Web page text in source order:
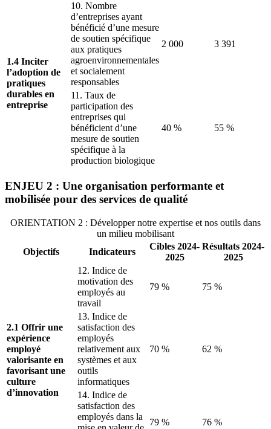
1.4 Inciter
l’adoption de
pratiques
durables en
entreprise
10. Nombre
d’entreprises ayant
bénéficié d’une mesure
de soutien spécifique
aux pratiques
agroenvironnementales
et socialement
responsables
2 000 3 391
11. Taux de
participation des
entreprises qui
bénéficient d’une
mesure de soutien
spécifique à la
production biologique
40 % 55 %
ENJEU 2 : Une organisation performante et
mobilisée pour des services de qualité
ORIENTATION 2 : Développer notre expertise et nos outils dans
un milieu mobilisant
Objectifs
Indicateurs
Cibles 2024-
2025
Résultats 2024-
2025
2.1 Offrir une
expérience
employé
valorisante en
favorisant une
culture
d’innovation
12. Indice de
motivation des
employés au
travail
79 % 75 %
13. Indice de
satisfaction des
employés
relativement aux
systèmes et aux
outils
informatiques
70 % 62 %
14. Indice de
satisfaction des
employés dans la
79 % 76 %